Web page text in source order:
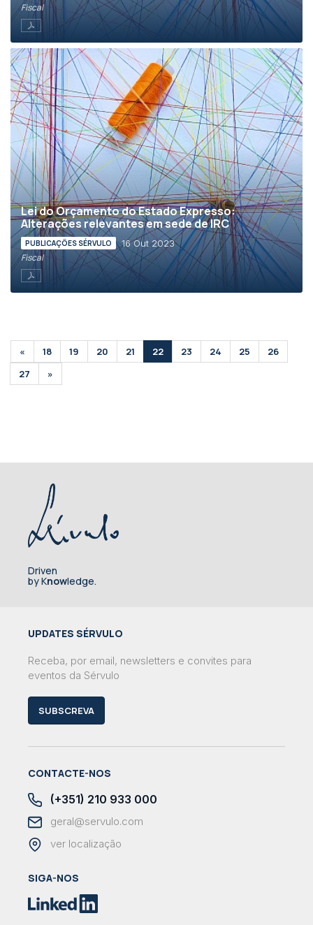
Fiscal
Lei do Orçamento do Estado Expresso:
Alterações relevantes em sede de IRC
PUBLICAÇÕES SÉRVULO 16 Out 2023
Fiscal
« 18 19 20 21 22 23 24 25
26
27
»
Driven
by Knowledge.
UPDATES SÉRVULO
Receba, por email, newsletters e convites para
eventos da Sérvulo
SUBSCREVA
CONTACTE-NOS
(+351) 210 933 000
geral@servulo.com
ver localização
SIGA-NOS